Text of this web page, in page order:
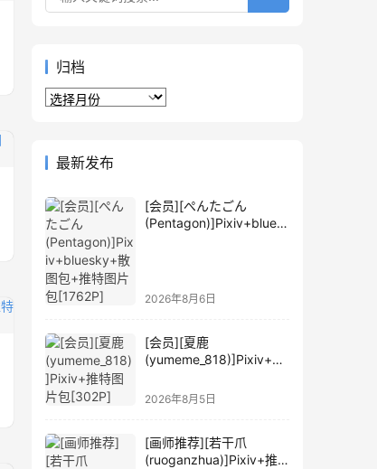
归档
归
最新发布
[会员][ぺんたごん
(Pentagon)]Pixiv+blues
2026年8月6日
[会员][夏鹿
(yumeme_818)]Pixiv+推
2026年8月5日
[画师推荐][若干爪
(ruoganzhua)]Pixiv+推